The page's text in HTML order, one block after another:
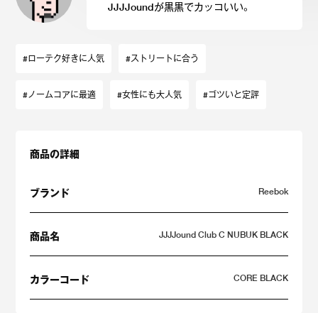
JJJJoundが黒黒でカッコいい。
#ローテク好きに人気 #ストリートに合う
#ノームコアに最適 #女性にも大人気 #ゴツいと定評
商品の詳細
ブランド Reebok
商品名 JJJJound Club C NUBUK BLACK
カラーコード CORE BLACK